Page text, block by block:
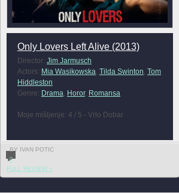
Only Lovers Left Alive (2013)
Director: Jim Jarmusch
Actors: Mia Wasikowska Tilda Swinton Tom
Hiddleston
Genre: Drama Horor, Romansa
Moje mišljenje: 4 / 5 - Vrlo Dobar
BY IVAN POTIC
0
FULL REVIEW »